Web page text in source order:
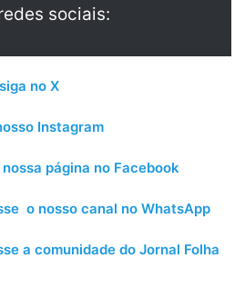
sociais:
no X
Instagram
página no Facebook
o nosso canal no WhatsApp
a comunidade do Jornal Folha